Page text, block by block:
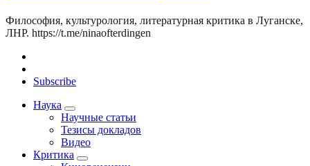
Философия, культурология, литературная критика в Луганске,
ЛНР. https://t.me/ninaofterdingen
Subscribe
Наука
Научные статьи
Тезисы докладов
Видео
Критика